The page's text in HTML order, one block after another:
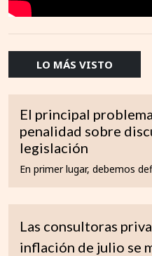
LO MÁS VISTO
El principal
penalidad sobre
legislación
En primer lugar, debemos
Las consultoras
inflación de julio se